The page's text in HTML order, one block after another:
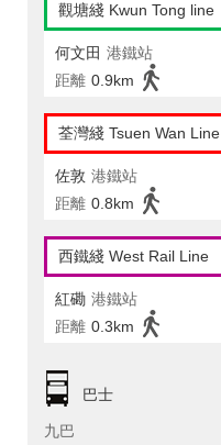
觀塘綫 Kwun Tong line
何文田 港鐵站
距離 0.9km
荃灣綫 Tsuen Wan Line
佐敦 港鐵站
距離 0.8km
西鐵綫 West Rail Line
紅磡 港鐵站
距離 0.3km
巴士
九巴